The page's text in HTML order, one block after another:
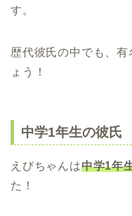
す。
歴代彼氏の中でも、
ょう！
中学1年生の彼氏
えびちゃんは中学1年
た！